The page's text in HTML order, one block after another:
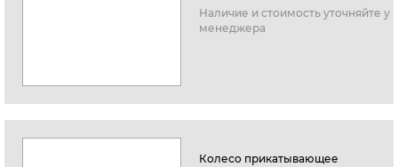
Наличие и стоимость уточняйте у
менеджера
Колесо прикатывающее